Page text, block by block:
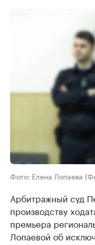
Фото: Елена Лопаева
Арбитражный суд
производству
премьера
Лопаевой об